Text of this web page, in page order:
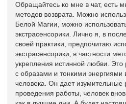
Обращайтесь ко мне в чат, есть
методов возврата. Можно
Белой Магии, можно
экстрасенсорики. Лично я, в
своей практики, предпочитаю
экстрасенсорики, в частности
укрепления истинной любви. Это
с образами и тонкими энергиями
человека. Он дает изумительные
проведения работы, человек